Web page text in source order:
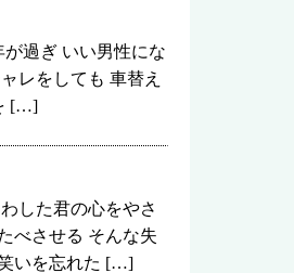
過ぎ いい男性にな
レをしても 車替え
[…]
した君の心をやさ
べさせる そんな失
いを忘れた […]